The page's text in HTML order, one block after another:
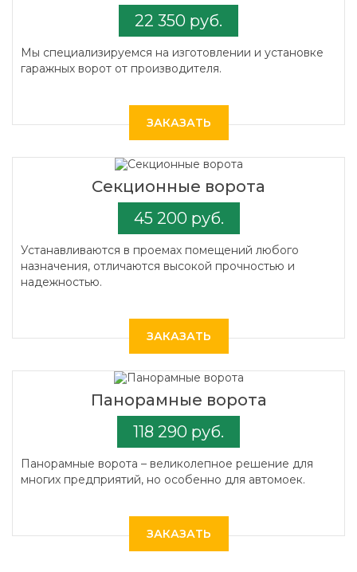
22 350 руб.
Мы специализируемся на изготовлении и установке
гаражных ворот от производителя.
ЗАКАЗАТЬ
Секционные ворота
45 200 руб.
Устанавливаются в проемах помещений любого
назначения, отличаются высокой прочностью и
надежностью.
ЗАКАЗАТЬ
Панорамные ворота
118 290 руб.
Панорамные ворота – великолепное решение для
многих предприятий, но особенно для автомоек.
ЗАКАЗАТЬ